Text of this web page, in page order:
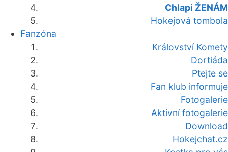
Chlapi ŽENÁM
Hokejová tombola
Fanzóna
Království Komety
Dortiáda
Ptejte se
Fan klub informuje
Fotogalerie
Aktivní fotogalerie
Download
Hokejchat.cz